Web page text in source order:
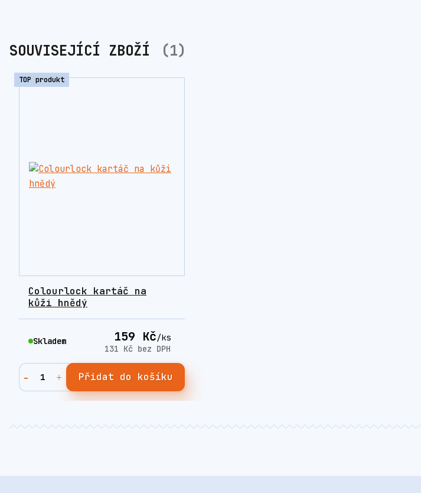
SOUVISEJÍCÍ ZBOŽÍ 1
TOP produkt
Colourlock kartáč na
kůži hnědý
159 Kč/ks
131 Kč bez DPH
Skladem
Přidat do košíku